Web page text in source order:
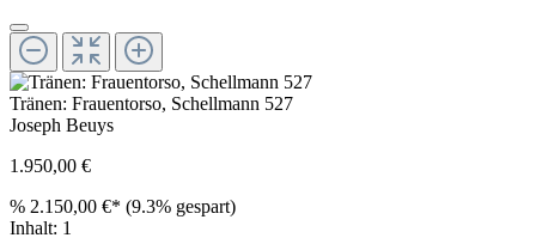
Tränen: Frauentorso, Schellmann 527
Joseph Beuys
1.950,00 €
% 2.150,00 €* (9.3% gespart)
Inhalt: 1